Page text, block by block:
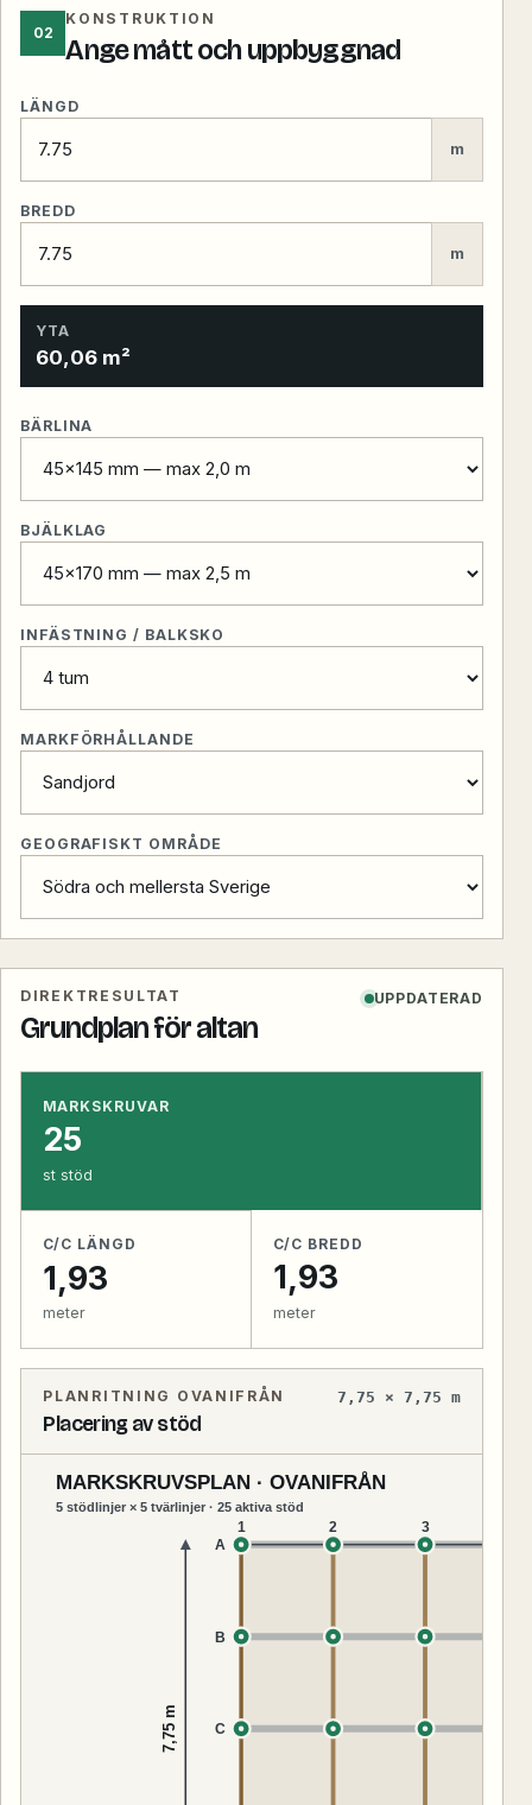
02
KONSTRUKTION
Ange mått och uppbyggnad
LÄNGD
m
BREDD
m
YTA
60,06 m²
BÄRLINA
BJÄLKLAG
INFÄSTNING / BALKSKO
MARKFÖRHÅLLANDE
GEOGRAFISKT OMRÅDE
DIREKTRESULTAT
Grundplan för altan
UPPDATERAD
MARKSKRUVAR
25
st stöd
C/C LÄNGD
1,93
meter
C/C BREDD
1,93
meter
PLANRITNING OVANIFRÅN
Placering av stöd
7,75 × 7,75 m
MARKSKRUVSPLAN · OVANIFRÅN
5 stödlinjer × 5 tvärlinjer · 25 aktiva stöd
A
B
C
1 2 3
7,75 m